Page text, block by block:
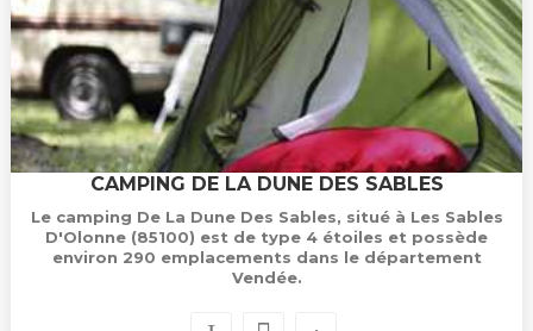
CAMPING DE LA DUNE DES SABLES
Le camping De La Dune Des Sables, situé à Les Sables
D'Olonne (85100) est de type 4 étoiles et possède
environ 290 emplacements dans le département
Vendée.